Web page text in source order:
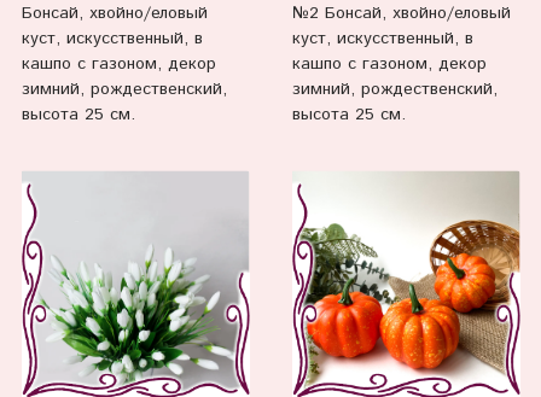
Бонсай, хвойно/еловый
куст, искусственный, в
кашпо с газоном, декор
зимний, рождественский,
высота 25 см.
№2 Бонсай, хвойно/еловый
куст, искусственный, в
кашпо с газоном, декор
зимний, рождественский,
высота 25 см.